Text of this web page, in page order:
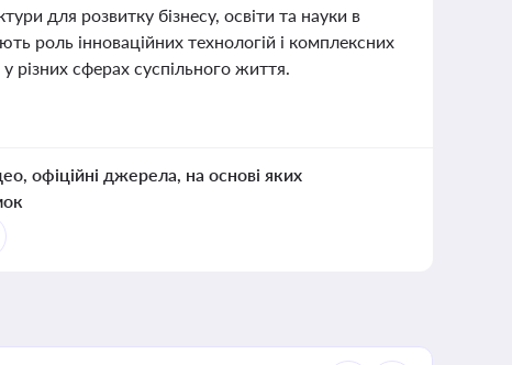
для розвитку бізнесу, освіти та науки в
роль інноваційних технологій і комплексних
різних сферах суспільного життя.
офіційні джерела, на основі яких